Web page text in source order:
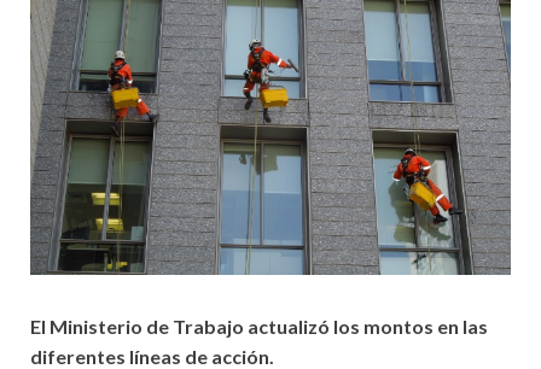
El Ministerio de Trabajo actualizó los montos en las
diferentes líneas de acción.